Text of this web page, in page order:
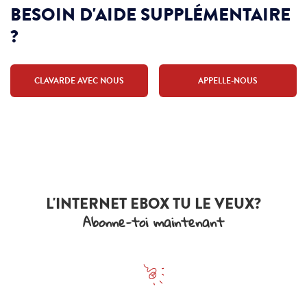
BESOIN D'AIDE SUPPLÉMENTAIRE
?
CLAVARDE AVEC NOUS APPELLE-NOUS
L'INTERNET EBOX TU LE VEUX?
Abonne-toi maintenant